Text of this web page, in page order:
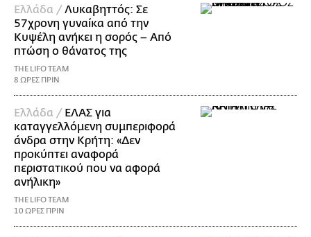
Ελλάδα /Λυκαβηττός: Σε
57χρονη γυναίκα από την
Κυψέλη ανήκει η σορός – Από
πτώση ο θάνατος της
THE LIFO TEAM
8 ΩΡΕΣ ΠΡΙΝ
Ελλάδα / ΕΛΑΣ για
καταγγελλόμενη συμπεριφορά
άνδρα στην Κρήτη: «Δεν
προκύπτει αναφορά
περιστατικού που να αφορά
ανήλικη»
THE LIFO TEAM
10 ΩΡΕΣ ΠΡΙΝ